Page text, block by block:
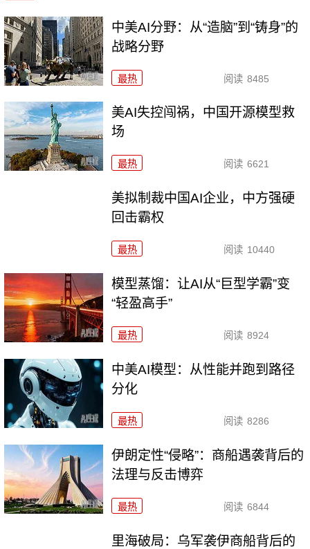
中美AI分野：从“造脑”到“铸身”的
战略分野
最热 阅读 8485
美AI失控闯祸，中国开源模型救
场
最热 阅读 6621
美拟制裁中国AI企业，中方强硬
回击霸权
最热 阅读 10440
模型蒸馏：让AI从“巨型学霸”变
“轻盈高手”
最热 阅读 8924
中美AI模型：从性能并跑到路径
分化
最热 阅读 8286
伊朗定性“侵略”：商船遇袭背后的
法理与反击博弈
最热 阅读 6844
里海破局：乌军袭伊商船背后的